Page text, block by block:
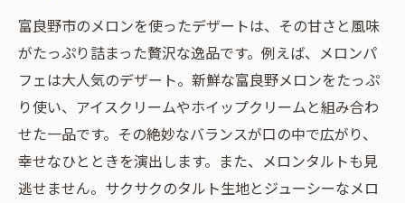
富良野市のメロンを使ったデザートは、その甘さと風味
がたっぷり詰まった贅沢な逸品です。例えば、メロンパ
フェは大人気のデザート。新鮮な富良野メロンをたっぷ
り使い、アイスクリームやホイップクリームと組み合わ
せた一品です。その絶妙なバランスが口の中で広がり、
幸せなひとときを演出します。また、メロンタルトも見
逃せません。サクサクのタルト生地とジューシーなメロ